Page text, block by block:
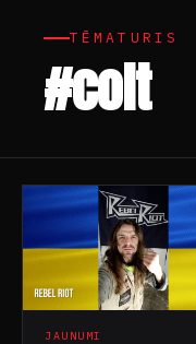
TĒMATURIS
#colt
JAUNUMI